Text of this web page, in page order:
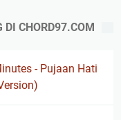
DI CHORD97.COM
- Pujaan Hati